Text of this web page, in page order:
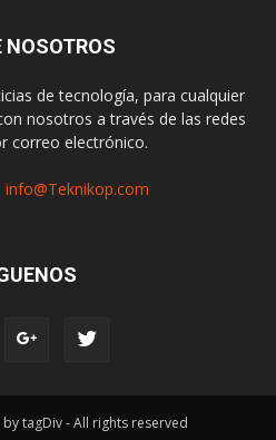
NOSOTROS
de tecnología, para cualquier
nosotros a través de las redes
correo electrónico.
info@Teknikop.com
tagDiv - All rights reserved